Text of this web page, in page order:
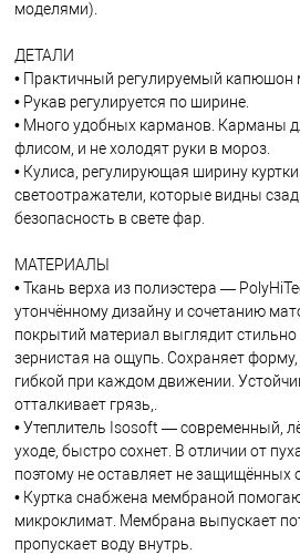
моделями).
ДЕТАЛИ
• Практичный регулируемый капюшон
• Рукав регулируется по ширине.
• Много удобных карманов. Карманы
флисом, и не холодят руки в мороз.
• Кулиса, регулирующая ширину
светоотражатели, которые видны
безопасность в свете фар.
МАТЕРИАЛЫ
• Ткань верха из полиэстера —
утончённому дизайну и сочетанию
покрытий материал выглядит стильно
зернистая на ощупь. Сохраняет
гибкой при каждом движении.
отталкивает грязь,.
• Утеплитель Isosoft — современный,
уходе, быстро сохнет. В отличии от
поэтому не оставляет не защищённых
• Куртка снабжена мембраной
микроклимат. Мембрана выпускает
пропускает воду внутрь.